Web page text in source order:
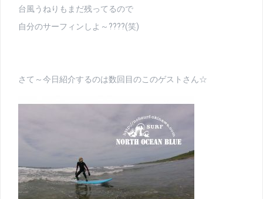
台風うねりもまだ残ってるので
自分のサーフィンしよ～????(笑)
さて～今日紹介するのは数回目のこのゲストさん☆